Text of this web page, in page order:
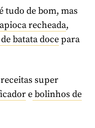
tudo de bom, mas
recheada,
batata docepara
super
ebolinhos de